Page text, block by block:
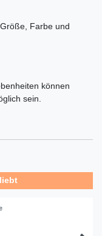
Farbe und
können
sein.